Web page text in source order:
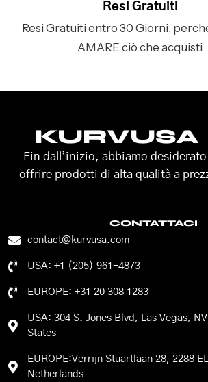
Resi Gratuiti
Resi Gratuiti entro 30 Giorni,
AMARE ciò che acquisti
KURVUSA
Fin dall’inizio, abbiamo desiderato
offrire prodotti di alta qualità a
CONTATTACI
contact@kurvusa.com
USA: +1 (205) 961-4873
EUROPE: +31 20 308 1283
USA: 304 S. Jones Blvd, Las Vegas,
States
EUROPE:Verrijn Stuartlaan 28, 2288
Netherlands